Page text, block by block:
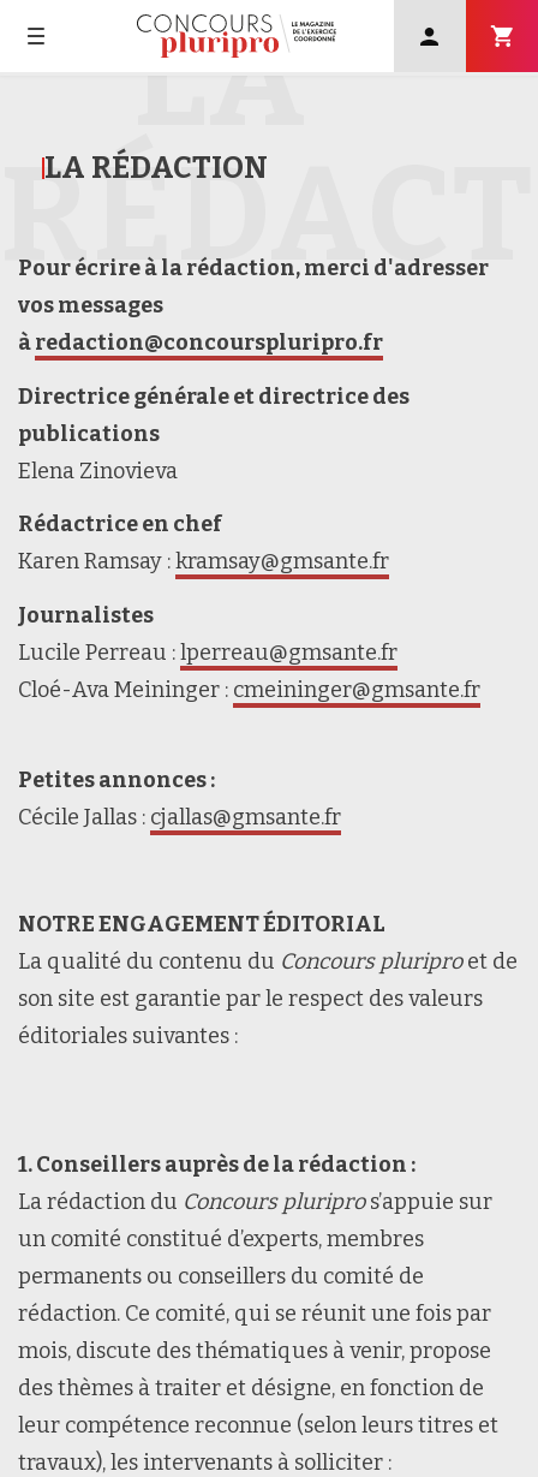
navigation
account
LA
LA RÉDACTION
Pour écrire à la rédaction, merci d'adresser
vos messages
àredaction@concourspluripro.fr
Directrice générale et directrice des
publications
Elena Zinovieva
Rédactrice en chef
Karen Ramsay :kramsay@gmsante.fr
Journalistes
Lucile Perreau :lperreau@gmsante.fr
Cloé-Ava Meininger : cmeininger@gmsante.fr
Petites annonces :
Cécile Jallas : cjallas@gmsante.fr
NOTRE ENGAGEMENT ÉDITORIAL
La qualité du contenu du Concours pluriproet de
son site est garantie par le respect des valeurs
éditoriales suivantes :
1. Conseillers auprès de la rédaction :
La rédaction du Concours pluripros’appuie sur
un comité constitué d’experts, membres
permanents ou conseillers du comité de
rédaction. Ce comité, qui se réunit une fois par
mois, discute des thématiques à venir, propose
des thèmes à traiter et désigne, en fonction de
leur compétence reconnue (selon leurs titres et
travaux), les intervenants à solliciter :